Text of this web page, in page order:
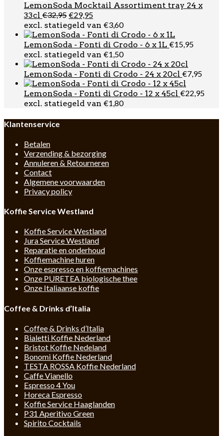
LemonSoda Mocktail Assortiment tray 24 x
33cl €32,95 Oorspronkelijke
prijs
was:
€32,95.
€29,95Huidige
prijs
is:
€29,95.
excl. statiegeld van €3,60
LemonSoda - Fonti di Crodo - 6 x 1L €15,95
excl. statiegeld van €1,50
LemonSoda - Fonti di Crodo - 24 x 20cl €7,95
LemonSoda - Fonti di Crodo - 12 x 45cl €22,95
excl. statiegeld van €1,80
Klantenservice
Betalen
Verzending & bezorging
Annuleren & Retourneren
Contact
Algemene voorwaarden
Privacy policy
Koffie Service Westland
Koffie Service Westland
Jura Service Westland
Reparatie en onderhoud
Koffiemachine huren
Onze espresso en koffiemachines
Onze PURETEA biologische thee
Onze Italiaanse koffie
Coffee & Drinks d’Italia
Coffee & Drinks d’Italia
Bialetti Koffie Nederland
Bristot Koffie Nedeland
Bonomi Koffie Nederland
TESTA ROSSA Koffie Nederland
Caffe Vianello
Espresso 4 You
Horeca Espresso
Koffie Service Haaglanden
P31 Aperitivo Green
Spirito Cocktails